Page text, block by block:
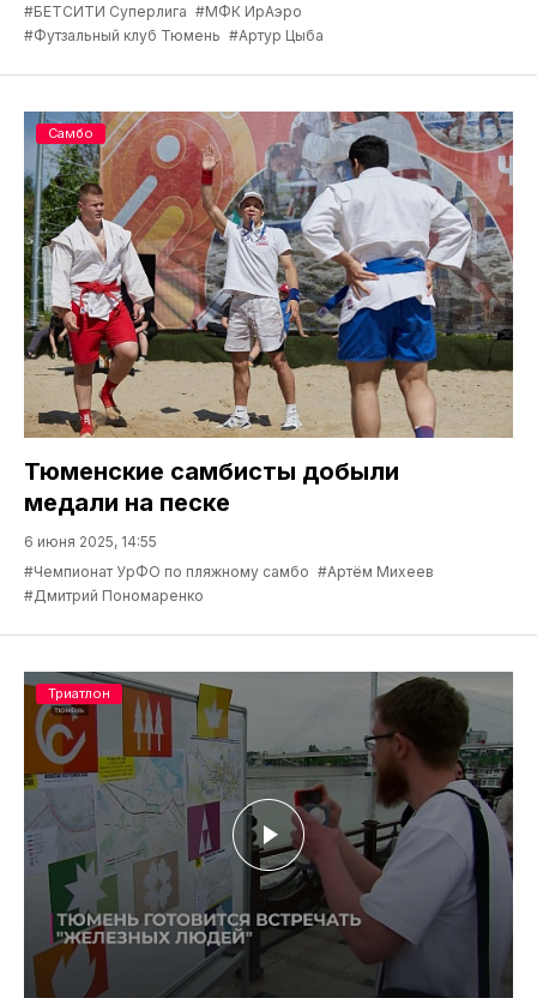
#БЕТСИТИ Суперлига #МФК ИрАэро
#Футзальный клуб Тюмень #Артур Цыба
Тюменские самбисты добыли
медали на песке
6 июня 2025, 14:55
#Чемпионат УрФО по пляжному самбо #Артём Михеев
#Дмитрий Пономаренко
Самбо
Триатлон